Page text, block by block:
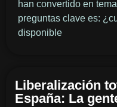
han convertido en
preguntas clave es:
disponible
Liberalización
España: La